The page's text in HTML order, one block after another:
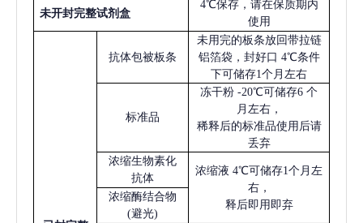
未开封完整试剂盒
4℃保存，请在保质期内
使用
抗体包被板条
未用完的板条放回带拉链
铝箔袋，封好口 4℃条件
下可储存1个月左右
标准品
冻干粉 -20℃可储存6 个
月左右，
稀释后的标准品使用后请
丢弃
浓缩生物素化
抗体
浓缩液 4℃可储存1个月左
右，
释后即用即弃
浓缩酶结合物
(避光)